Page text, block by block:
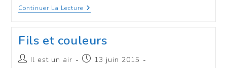
Continuer La Lecture
Fils et couleurs
Il est un air
13 juin 2015